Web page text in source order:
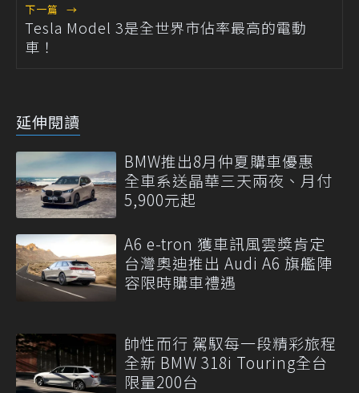
下一篇 →
Tesla Model 3是全世界市佔率最高的電動
車！
延伸閱讀
BMW推出8月仲夏購車優惠
全車系送晶華三天兩夜、月付
5,900元起
A6 e-tron 獲車訊風雲獎肯定
台灣奧迪推出 Audi A6 旗艦陣
容限時購車禮遇
帥性而行 駕馭每一段精彩旅程
全新 BMW 318i Touring全台
限量200台